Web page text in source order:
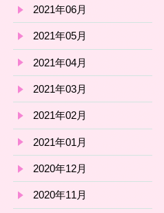
2021年06月
2021年05月
2021年04月
2021年03月
2021年02月
2021年01月
2020年12月
2020年11月